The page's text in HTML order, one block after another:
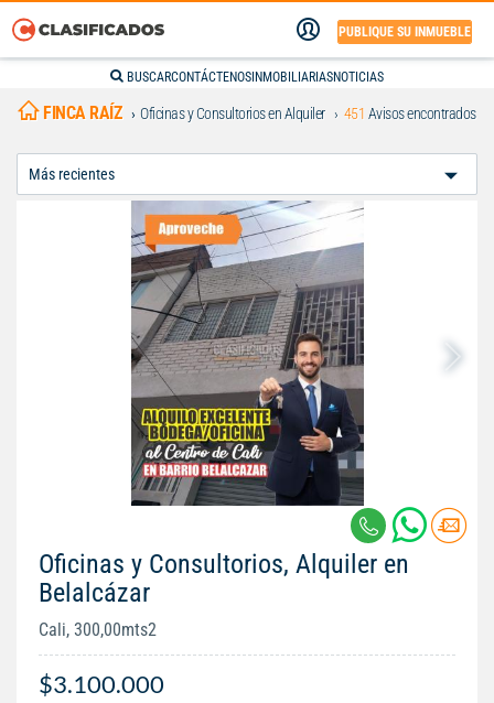
PUBLIQUE SU INMUEBLE
BUSCARCONTÁCTENOS INMOBILIARIASNOTICIAS
FINCA RAÍZ Oficinas y Consultorios en Alquiler 451 Avisos encontrados
Oficinas y Consultorios, Alquiler en
Belalcázar
Cali, 300,00mts2
$3.100.000